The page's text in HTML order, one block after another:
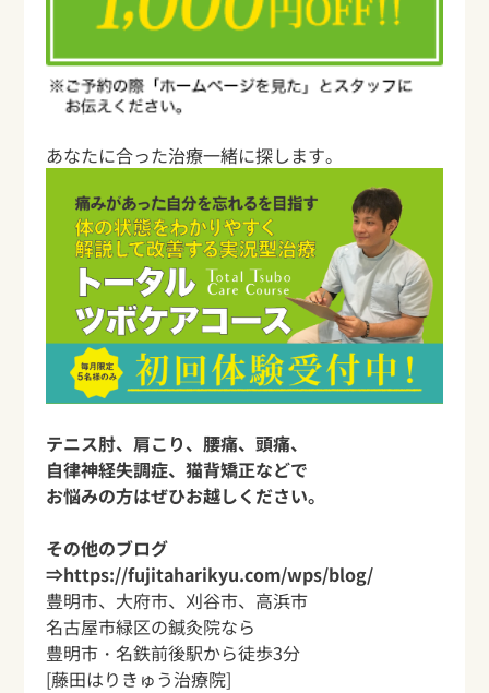
あなたに合った治療一緒に探します。
テニス肘、肩こり、腰痛、頭痛、
自律神経失調症、猫背矯正などで
お悩みの方はぜひお越しください。
その他のブログ
⇒https://fujitaharikyu.com/wps/blog/
豊明市、大府市、刈谷市、高浜市
名古屋市緑区の鍼灸院なら
豊明市・名鉄前後駅から徒歩3分
[藤田はりきゅう治療院]